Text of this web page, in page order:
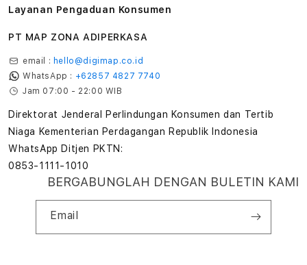
Layanan Pengaduan Konsumen
PT MAP ZONA ADIPERKASA
email : hello@digimap.co.id
WhatsApp : +62857 4827 7740
Jam 07:00 - 22:00 WIB
Direktorat Jenderal Perlindungan Konsumen dan Tertib
Niaga Kementerian Perdagangan Republik Indonesia
WhatsApp Ditjen PKTN:
0853-1111-1010
BERGABUNGLAH DENGAN BULETIN KAMI
Email